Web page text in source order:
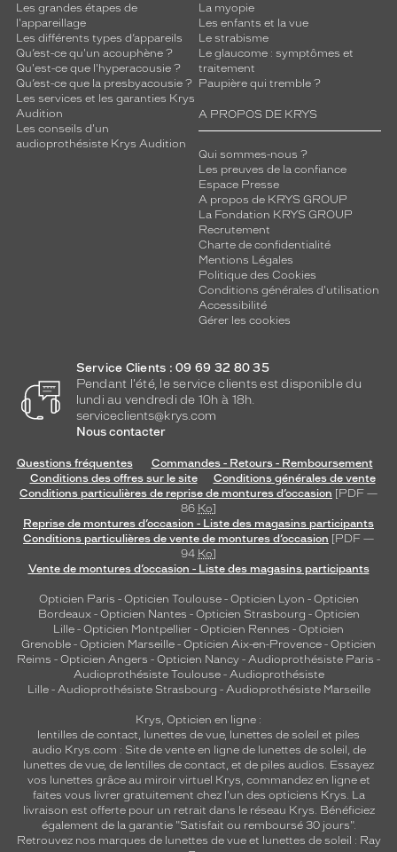
Les grandes étapes de
l'appareillage
Les différents types d’appareils
Qu’est-ce qu'un acouphène ?
Qu'est-ce que l'hyperacousie ?
Qu’est-ce que la presbyacousie ?
Les services et les garanties Krys
Audition
Les conseils d'un
audioprothésiste Krys Audition
La myopie
Les enfants et la vue
Le strabisme
Le glaucome : symptômes et
traitement
Paupière qui tremble ?
A PROPOS DE KRYS
Qui sommes-nous ?
Les preuves de la confiance
Espace Presse
A propos de KRYS GROUP
La Fondation KRYS GROUP
Recrutement
Charte de confidentialité
Mentions Légales
Politique des Cookies
Conditions générales d'utilisation
Accessibilité
Gérer les cookies
Service Clients : 09 69 32 80 35
Pendant l'été, le service clients est disponible du
lundi au vendredi de 10h à 18h.
serviceclients@krys.com
Nous contacter
Questions fréquentes
Commandes - Retours - Remboursement
Conditions des offres sur le site
Conditions générales de vente
Conditions particulières de reprise de montures d’occasion [PDF —
86 Ko]
Reprise de montures d’occasion - Liste des magasins participants
Conditions particulières de vente de montures d’occasion [PDF —
94 Ko]
Vente de montures d’occasion - Liste des magasins participants
Opticien Paris - Opticien Toulouse- Opticien Lyon - Opticien
Bordeaux- Opticien Nantes - Opticien Strasbourg - Opticien
Lille - Opticien Montpellier - Opticien Rennes - Opticien
Grenoble - Opticien Marseille - Opticien Aix-en-Provence - Opticien
Reims - Opticien Angers - Opticien Nancy - Audioprothésiste Paris -
Audioprothésiste Toulouse- Audioprothésiste
Lille- Audioprothésiste Strasbourg - Audioprothésiste Marseille
Krys, Opticien en ligne :
lentilles de contact, lunettes de vue, lunettes de soleil et piles
audio Krys.com : Site de vente en ligne de lunettes de soleil, de
lunettes de vue, de lentilles de contact, et de piles audios. Essayez
vos lunettes grâce au miroir virtuel Krys, commandez en ligne et
faites vous livrer gratuitement chez l'un des opticiens Krys. La
livraison est offerte pour un retrait dans le réseau Krys. Bénéficiez
également de la garantie "Satisfait ou remboursé 30 jours".
Retrouvez nos marques de lunettes de vue et lunettes de soleil : Ray